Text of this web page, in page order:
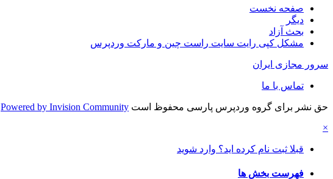
صفحه نخست
دیگر
بحث آزاد
مشکل کپی رایت سایت راست چین و مارکت وردپرس
سرور مجازی ایران
تماس با ما
حق نشر برای گروه وردپرس پارسی محفوظ است Powered by Invision Community
×
قبلا ثبت نام کرده اید؟ وارد شوید
فهرست بخش ها